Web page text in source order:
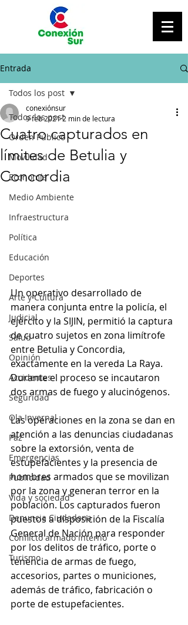
Entrada
Todos los post
Orden Público
Movilidad
Economía
Medio Ambiente
Infraestructura
Política
Educación
Deportes
Arte y Cultura
Judicial
Salud
Opinión
Accidentes
Seguridad
Ola Invernal
Paz
Emergencias
Publicidad
Vida y sociedad
Denuncia Ciudadana
Conflicto armado interno
Turismo
Todos los post
Cuatro capturados en
límites de Betulia y
Concordia
conexiónsur
9 feb 20212 min de lectura
Un operativo desarrollado de
manera conjunta entre la policía, el
ejército y la SIJIN, permitió la captura
de cuatro sujetos en zona limítrofe
entre Betulia y Concordia,
exactamente en la vereda La Raya.
Durante el proceso se incautaron
dos armas de fuego y alucinógenos.
Las operaciones en la zona se dan en
atención a las denuncias ciudadanas
sobre la extorsión, venta de
estupefacientes y la presencia de
hombres armados que se movilizan
por la zona y generan terror en la
población. Los capturados fueron
puestos a disposición de la Fiscalía
General de Nación para responder
por los delitos de tráfico, porte o
tenencia de armas de fuego,
accesorios, partes o municiones,
además de tráfico, fabricación o
porte de estupefacientes.